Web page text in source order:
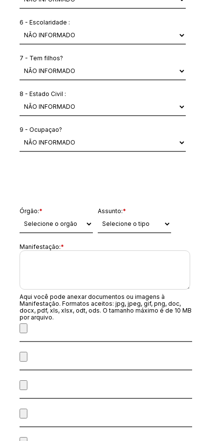
6 - Escolaridade :
7 - Tem filhos?
8 - Estado Civil :
9 - Ocupaçao?
Órgão:* Assunto:*
Manifestação:*
Aqui você pode anexar documentos ou imagens à
Manifestação. Formatos aceitos: jpg, jpeg, gif, png, doc,
docx, pdf, xls, xlsx, odt, ods. O tamanho máximo é de 10 MB
por arquivo.